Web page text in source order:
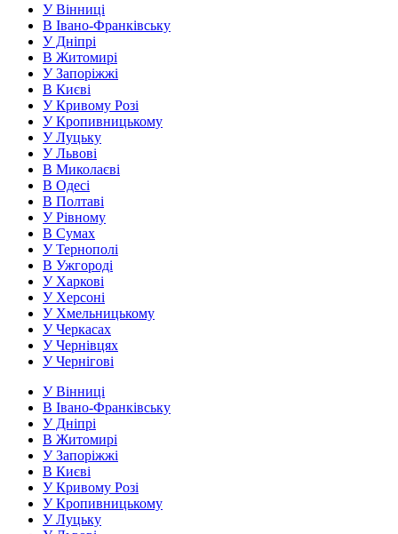
У Вінниці
В Івано-Франківську
У Дніпрі
В Житомирі
У Запоріжжі
В Києві
У Кривому Розі
У Кропивницькому
У Луцьку
У Львові
В Миколаєві
В Одесі
В Полтаві
У Рівному
В Сумах
У Тернополі
В Ужгороді
У Харкові
У Херсоні
У Хмельницькому
У Черкасах
У Чернівцях
У Чернігові
У Вінниці
В Івано-Франківську
У Дніпрі
В Житомирі
У Запоріжжі
В Києві
У Кривому Розі
У Кропивницькому
У Луцьку